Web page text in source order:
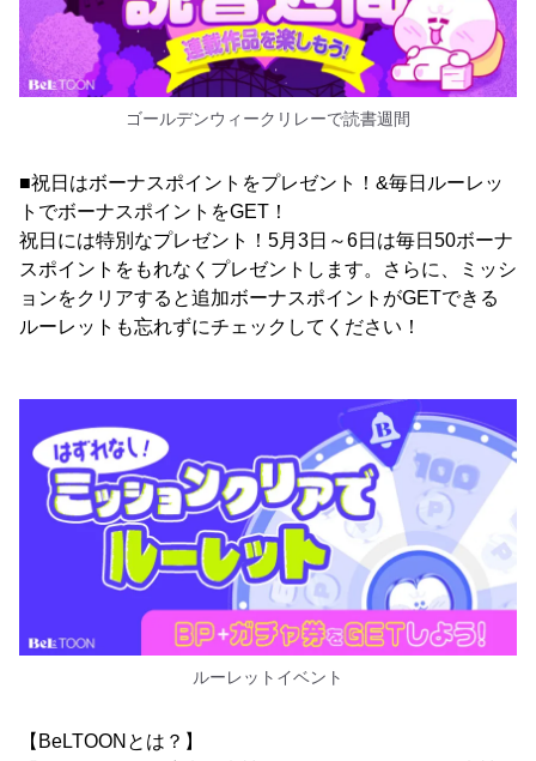
ゴールデンウィークリレーで読書週間
■祝日はボーナスポイントをプレゼント！&毎日ルーレッ
トでボーナスポイントをGET！
祝日には特別なプレゼント！5月3日～6日は毎日50ボーナ
スポイントをもれなくプレゼントします。さらに、ミッシ
ョンをクリアすると追加ボーナスポイントがGETできる
ルーレットも忘れずにチェックしてください！
ルーレットイベント
【BeLTOONとは？】